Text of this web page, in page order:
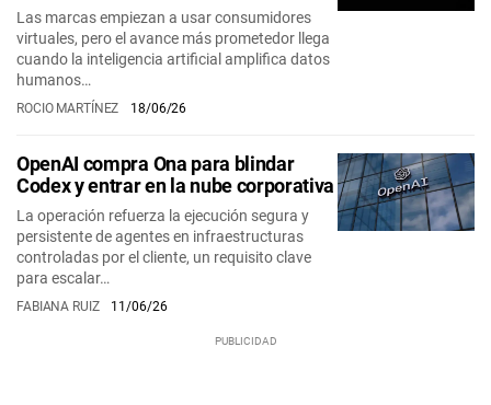
Las marcas empiezan a usar consumidores
virtuales, pero el avance más prometedor llega
cuando la inteligencia artificial amplifica datos
humanos…
ROCIO MARTÍNEZ 18/06/26
OpenAI compra Ona para blindar
Codex y entrar en la nube corporativa
La operación refuerza la ejecución segura y
persistente de agentes en infraestructuras
controladas por el cliente, un requisito clave
para escalar…
FABIANA RUIZ 11/06/26